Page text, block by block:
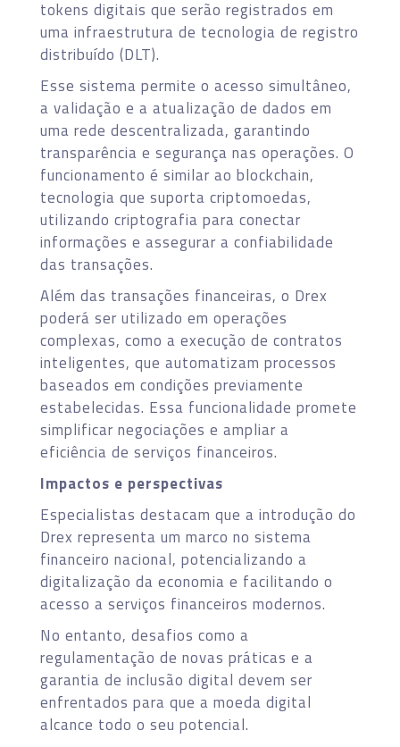
tokens digitais que serão registrados em
uma infraestrutura de tecnologia de registro
distribuído (DLT).
Esse sistema permite o acesso simultâneo,
a validação e a atualização de dados em
uma rede descentralizada, garantindo
transparência e segurança nas operações. O
funcionamento é similar ao blockchain,
tecnologia que suporta criptomoedas,
utilizando criptografia para conectar
informações e assegurar a confiabilidade
das transações.
Além das transações financeiras, o Drex
poderá ser utilizado em operações
complexas, como a execução de contratos
inteligentes, que automatizam processos
baseados em condições previamente
estabelecidas. Essa funcionalidade promete
simplificar negociações e ampliar a
eficiência de serviços financeiros.
Impactos e perspectivas
Especialistas destacam que a introdução do
Drex representa um marco no sistema
financeiro nacional, potencializando a
digitalização da economia e facilitando o
acesso a serviços financeiros modernos.
No entanto, desafios como a
regulamentação de novas práticas e a
garantia de inclusão digital devem ser
enfrentados para que a moeda digital
alcance todo o seu potencial.